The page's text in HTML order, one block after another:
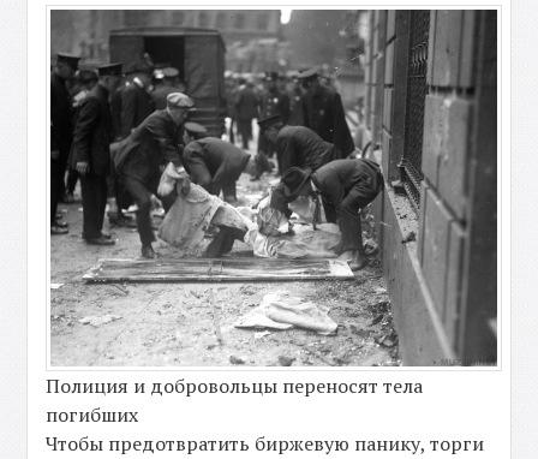
Полиция и добровольцы переносят тела
погибших
Чтобы предотвратить биржевую панику, торги